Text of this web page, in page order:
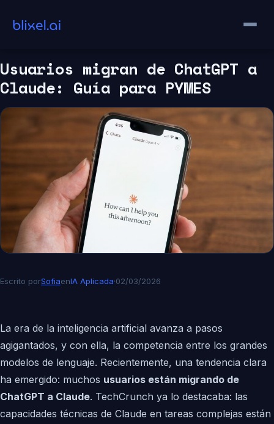
contenido
Usuarios migran de ChatGPT a
Claude: Guía para PYMES
Escrito porSofiaenIA Aplicada·02/03/2026
La era de la inteligencia artificial avanza a pasos
agigantados, y con ella, la competencia entre los grandes
modelos de lenguaje. Recientemente, una tendencia clara
ha emergido: muchos usuarios están migrando de
ChatGPT a Claude. TechCrunch ya lo destacaba: las
capacidades técnicas de Claude en tareas complejas están